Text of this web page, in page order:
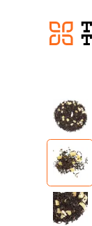
логотип